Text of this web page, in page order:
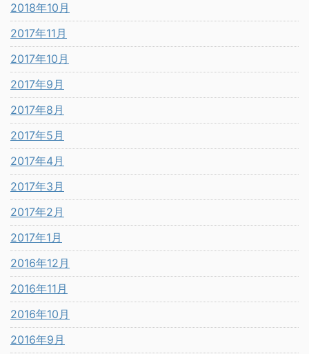
2018年10月
2017年11月
2017年10月
2017年9月
2017年8月
2017年5月
2017年4月
2017年3月
2017年2月
2017年1月
2016年12月
2016年11月
2016年10月
2016年9月